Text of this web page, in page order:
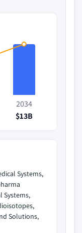
2034
$13B
Systems,
Systems,
Solutions,